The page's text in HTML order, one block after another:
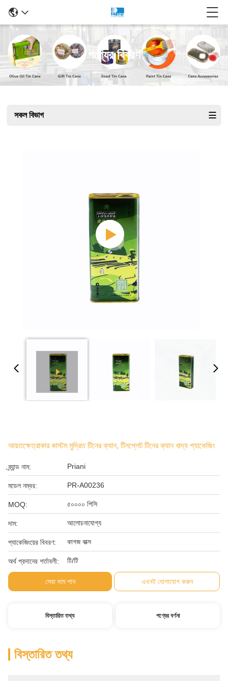
পণ্যের বিবরণ
সকল বিভাগ
আয়তক্ষেত্রাকার কাস্টম মুদ্রিত টিনের ক্যান, টিনপ্লেট টিনের ক্যান খাদ্য প্যাকেজিং
ব্র্যান্ড নাম: Priani
মডেল নম্বর: PR-A00236
MOQ: ৫০০০০ পিসি
দাম: আলোচনাযোগ্য
প্যাকেজিংয়ের বিবরণ: কাগজ বাক্স
অর্থ প্রদানের শর্তাবলী: টি/টি
সেরা দাম পান এখনই যোগাযোগ করুন
বিস্তারিত তথ্য পণ্যের বর্ণনা
বিস্তারিত তথ্য